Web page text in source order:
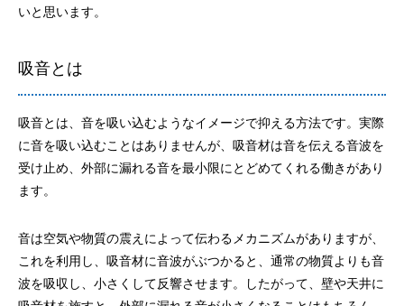
いと思います。
吸音とは
吸音とは、音を吸い込むようなイメージで抑える方法です。実際
に音を吸い込むことはありませんが、吸音材は音を伝える音波を
受け止め、外部に漏れる音を最小限にとどめてくれる働きがあり
ます。
音は空気や物質の震えによって伝わるメカニズムがありますが、
これを利用し、吸音材に音波がぶつかると、通常の物質よりも音
波を吸収し、小さくして反響させます。したがって、壁や天井に